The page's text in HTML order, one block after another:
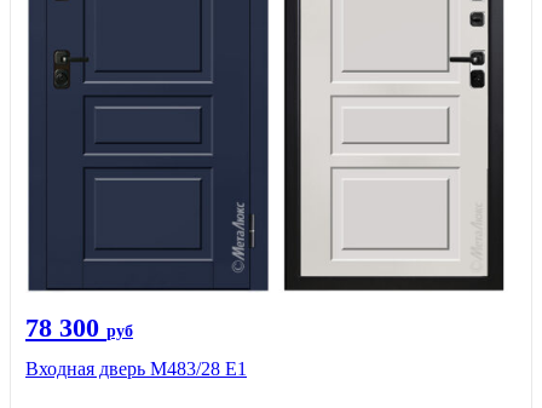
78 300 руб
Входная дверь М483/28 Е1